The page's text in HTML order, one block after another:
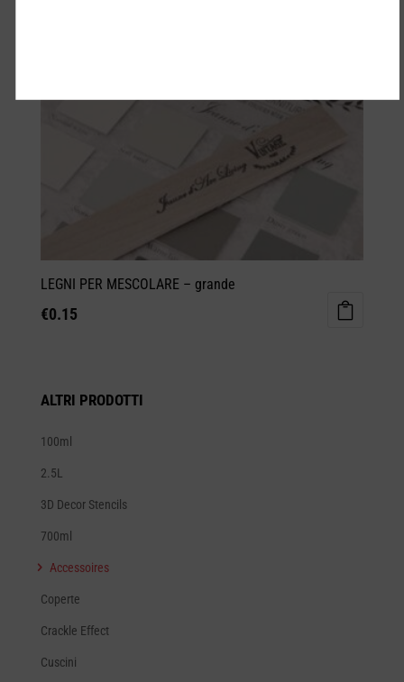
LEGNI PER MESCOLARE – grande
€0.15
ALTRI PRODOTTI
100ml
2.5L
3D Decor Stencils
700ml
Accessoires
Coperte
Crackle Effect
Cuscini